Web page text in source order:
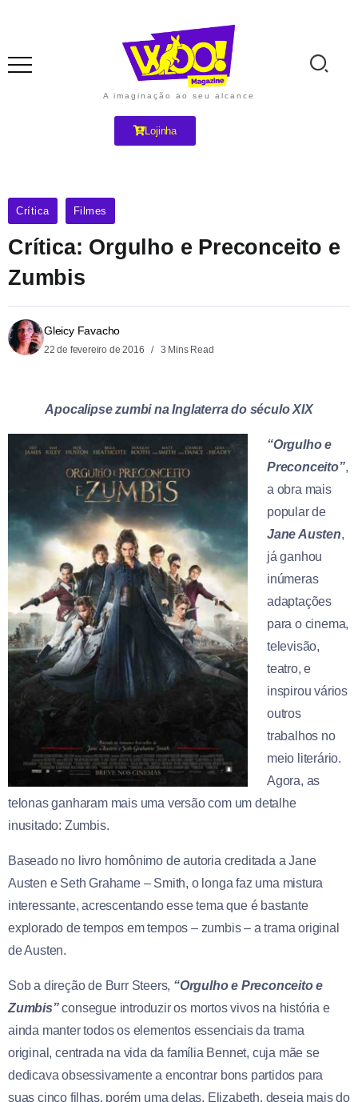
A imaginação ao seu alcance
Lojinha
Crítica Filmes
Crítica: Orgulho e Preconceito e
Zumbis
Gleicy Favacho
22 de fevereiro de 2016 3 Mins Read
Apocalipse zumbi na Inglaterra do século XIX
“Orgulho e
Preconceito”,
a obra mais
popular de
Jane Austen,
já ganhou
inúmeras
adaptações
para o cinema,
televisão,
teatro, e
inspirou vários
outros
trabalhos no
meio literário.
Agora, as
telonas ganharam mais uma versão com um detalhe
inusitado: Zumbis.
Baseado no livro homônimo de autoria creditada a Jane
Austen e Seth Grahame – Smith, o longa faz uma mistura
interessante, acrescentando esse tema que é bastante
explorado de tempos em tempos – zumbis – a trama original
de Austen.
Sob a direção de Burr Steers, “Orgulho e Preconceito e
Zumbis” consegue introduzir os mortos vivos na história e
ainda manter todos os elementos essenciais da trama
original, centrada na vida da família Bennet, cuja mãe se
dedicava obsessivamente a encontrar bons partidos para
suas cinco filhas, porém uma delas, Elizabeth, deseja mais do